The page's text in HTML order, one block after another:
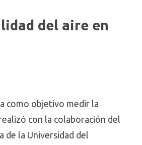
del aire en
como objetivo medir la
con la colaboración del
de la Universidad del